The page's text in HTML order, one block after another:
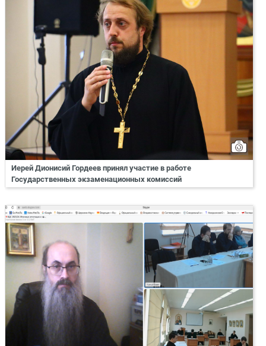
Иерей Дионисий Гордеев принял участие в работе
Государственных экзаменационных комиссий